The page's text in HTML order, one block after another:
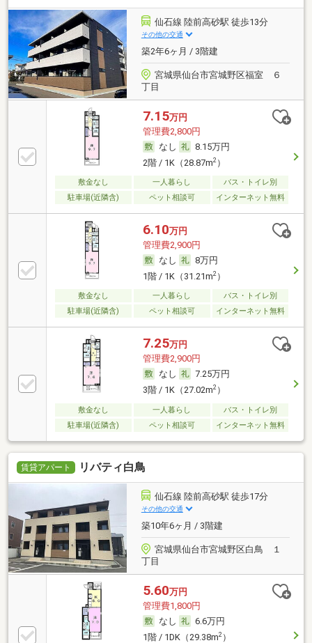
仙石線 陸前高砂駅 徒歩13分
その他の交通
築2年6ヶ月 / 3階建
宮城県仙台市宮城野区福室 ６
丁目
7.15万円
管理費2,800円
なし
8.15万円
2階 / 1K（28.87m2）
敷金なし 一人暮らし
バス・トイレ別
駐車場(近隣含)
ペット相談可 インターネット無料
6.10万円
管理費2,900円
なし
8万円
1階 / 1K（31.21m2）
敷金なし 一人暮らし
バス・トイレ別
駐車場(近隣含)
ペット相談可 インターネット無料
7.25万円
管理費2,900円
なし
7.25万円
3階 / 1K（27.02m2）
敷金なし 一人暮らし
バス・トイレ別
駐車場(近隣含)
ペット相談可 インターネット無料
賃貸アパート リバティ白鳥
仙石線 陸前高砂駅 徒歩17分
その他の交通
築10年6ヶ月 / 3階建
宮城県仙台市宮城野区白鳥 １
丁目
5.60万円
管理費1,800円
なし
6.6万円
1階 / 1DK（29.38m2）